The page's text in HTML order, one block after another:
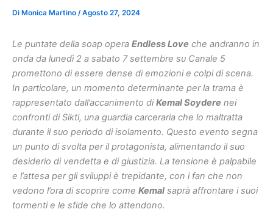
Di Monica Martino /Agosto 27, 2024
Le puntate della soap opera Endless Love che andranno in
onda da lunedì 2 a sabato 7 settembre su Canale 5
promettono di essere dense di emozioni e colpi di scena.
In particolare, un momento determinante per la trama è
rappresentato dall’accanimento diKemal Soydere nei
confronti di Sikti, una guardia carceraria che lo maltratta
durante il suo periodo di isolamento. Questo evento segna
un punto di svolta per il protagonista, alimentando il suo
desiderio di vendetta e di giustizia. La tensione è palpabile
e l’attesa per gli sviluppi è trepidante, con i fan che non
vedono l’ora di scoprire come Kemal saprà affrontare i suoi
tormenti e le sfide che lo attendono.